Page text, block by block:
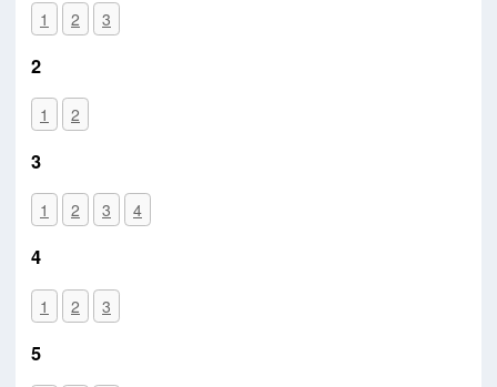
1 2 3
2
1 2
3
1 2 3 4
4
1 2 3
5